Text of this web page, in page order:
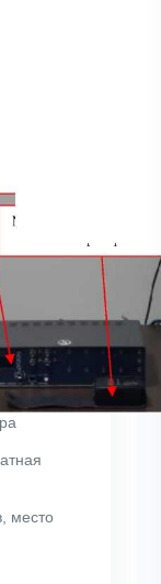
место